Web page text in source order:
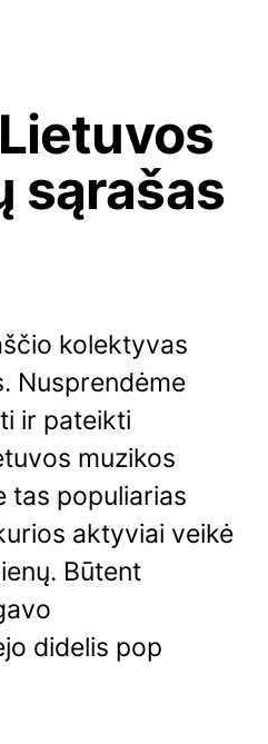
sąrašas
kolektyvas
Nusprendėme
ir pateikti
muzikos
tas populiarias
aktyviai veikė
Būtent
didelis pop